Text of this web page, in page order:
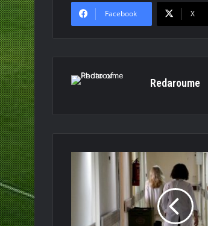
Facebook X
Redaroume
Κορωνοϊός:
Ελλάδα,